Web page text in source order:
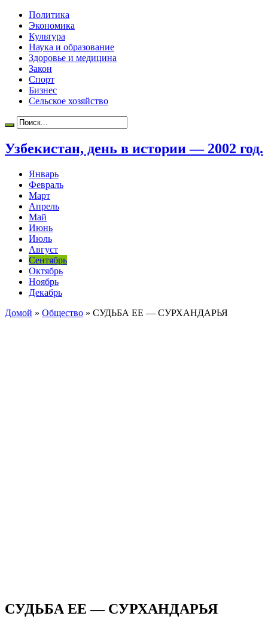
Политика
Экономика
Культура
Наука и образование
Здоровье и медицина
Закон
Спорт
Бизнес
Сельское хозяйство
Узбекистан, день в истории — 2002 год.
Январь
Февраль
Март
Апрель
Май
Июнь
Июль
Август
Сентябрь
Октябрь
Ноябрь
Декабрь
Домой » Общество » СУДЬБА ЕЕ — СУРХАНДАРЬЯ
СУДЬБА ЕЕ — СУРХАНДАРЬЯ